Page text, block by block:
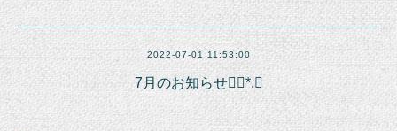
2022-07-01 11:53:00
7月のお知らせ❁⃘*.ﾟ